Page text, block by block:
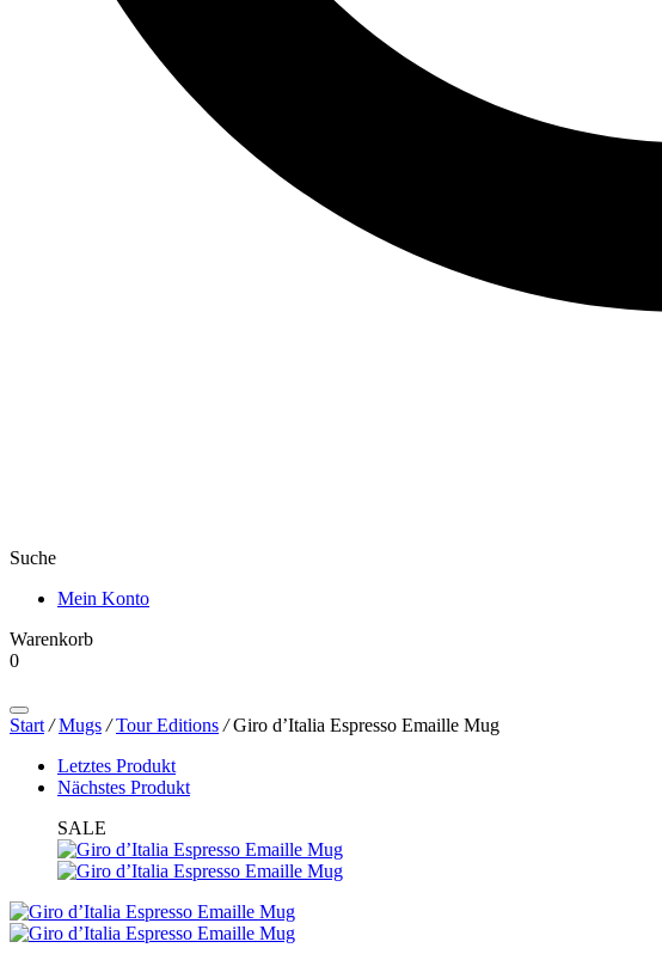
Suche
Mein Konto
Warenkorb
0
search
Start / Mugs / Tour Editions /Giro d’Italia Espresso Emaille Mug
Letztes Produkt
Nächstes Produkt
SALE